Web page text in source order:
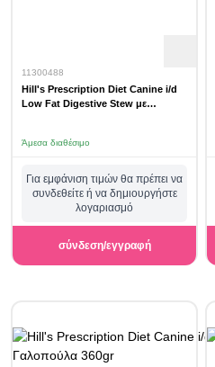
11300488
Hill's Prescription Diet Canine i/d
Low Fat Digestive Stew με
Άμεσα διαθέσιμο
Για εμφάνιση τιμών θα πρέπει να
συνδεθείτε ή να δημιουργήστε
λογαριασμό
σύνδεση/εγγραφή